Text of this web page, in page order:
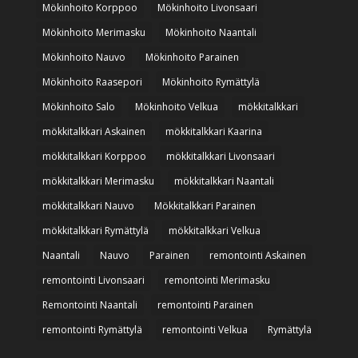
Mökinhoito Korppoo
Mökinhoito Livonsaari
Mökinhoito Merimasku
Mökinhoito Naantali
Mökinhoito Nauvo
Mökinhoito Parainen
Mökinhoito Raasepori
Mökinhoito Rymättylä
Mökinhoito Salo
Mökinhoito Velkua
mökkitalkkari
mökkitalkkari Askainen
mökkitalkkari Kaarina
mökkitalkkari Korppoo
mökkitalkkari Livonsaari
mökkitalkkari Merimasku
mökkitalkkari Naantali
mökkitalkkari Nauvo
Mökkitalkkari Parainen
mökkitalkkari Rymättylä
mökkitalkkari Velkua
Naantali
Nauvo Parainen
remontointi Askainen
remontointi Livonsaari
remontointi Merimasku
Remontointi Naantali
remontointi Parainen
remontointi Rymättylä
remontointi Velkua Rymättylä